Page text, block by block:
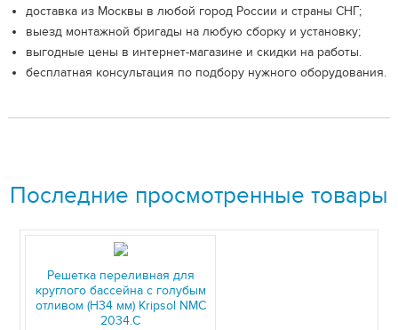
доставка из Москвы в любой город России и страны СНГ;
выезд монтажной бригады на любую сборку и установку;
выгодные цены в интернет-магазине и скидки на работы.
бесплатная консультация по подбору нужного оборудования.
Последние просмотренные товары
Решетка переливная для
круглого бассейна с голубым
отливом (Н34 мм) Kripsol NМС
2034.С